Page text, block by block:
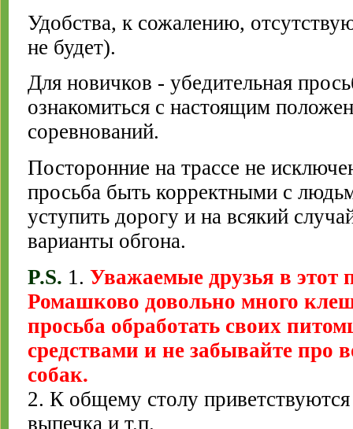
Удобства, к сожалению,
не будет).
Для новичков - убедительная
ознакомиться с настоящим
соревнований.
Посторонние на трассе не
просьба быть корректными с
уступить дорогу и на всякий
варианты обгона.
P.S. 1.Уважаемые друзья в этот
Ромашково довольно много
просьба обработать своих
средствами и не забывайте про
собак.
2. К общему столу
выпечка и т.п.